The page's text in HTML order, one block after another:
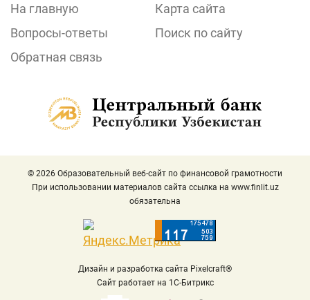
На главную
Карта сайта
Вопросы-ответы
Поиск по сайту
Обратная связь
© 2026 Образовательный веб-сайт по финансовой грамотности
При использовании материалов сайта ссылка на www.finlit.uz
обязательна
Дизайн и разработка сайта Pixelcraft®
Сайт работает на 1C-Битрикс